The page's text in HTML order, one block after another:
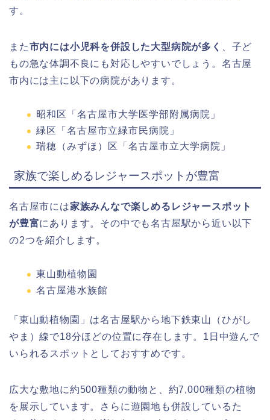
す。
また市内には小児科を併設した大型病院が多く
、子ど
もの急な体調不良にも対応しやすいでしょう。名古屋
市内には主に以下の病院があります。
昭和区「名古屋市大学医学部附属病院」
緑区「名古屋市立緑市民病院」
瑞穂（みずほ）区「名古屋市立大学病院」
家族で楽しめるレジャースポットが豊富
名古屋市には家族みんなで楽しめるレジャースポット
が豊富にあります。その中でも名古屋駅から近い以下
の2つを紹介します。
東山動植物園
名古屋港水族館
「東山動植物園」は名古屋駅から地下鉄東山（ひがし
やま）線で18分ほどの位置に存在します。1日中遊んで
いられるスポットとしておすすめです。
広大な敷地に約500種類の動物と、約7,000種類の植物
を展示しています。さらに遊園地も併設しているた